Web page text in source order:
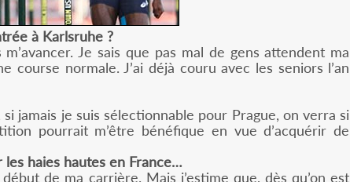
à Karlsruhe ?
Je sais que pas mal de gens attendent ma
normale. J’ai déjà couru avec les seniors l’an
jamais je suis sélectionnable pour Prague, on verra si
pourrait m’être bénéfique en vue d’acquérir de
les haies hautes en France…
de ma carrière. Mais j’estime que, dès qu’on est